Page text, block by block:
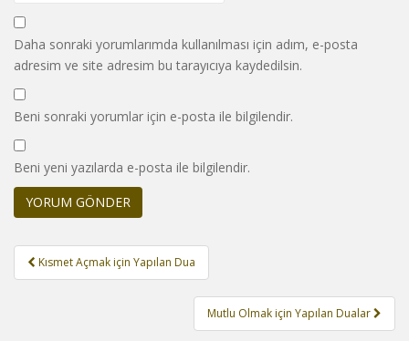
Daha sonraki yorumlarımda kullanılması için adım, e-posta
adresim ve site adresim bu tarayıcıya kaydedilsin.
Beni sonraki yorumlar için e-posta ile bilgilendir.
Beni yeni yazılarda e-posta ile bilgilendir.
Yazı
gezinmesi
Kısmet Açmak için Yapılan Dua
Mutlu Olmak için Yapılan Dualar